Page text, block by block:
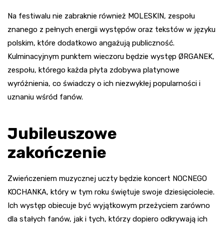
Na festiwalu nie zabraknie również MOLESKIN, zespołu
znanego z pełnych energii występów oraz tekstów w języku
polskim, które dodatkowo angażują publiczność.
Kulminacyjnym punktem wieczoru będzie występ ØRGANEK,
zespołu, którego każda płyta zdobywa platynowe
wyróżnienia, co świadczy o ich niezwykłej popularności i
uznaniu wśród fanów.
Jubileuszowe
zakończenie
Zwieńczeniem muzycznej uczty będzie koncert NOCNEGO
KOCHANKA, który w tym roku świętuje swoje dziesięciolecie.
Ich występ obiecuje być wyjątkowym przeżyciem zarówno
dla stałych fanów, jak i tych, którzy dopiero odkrywają ich